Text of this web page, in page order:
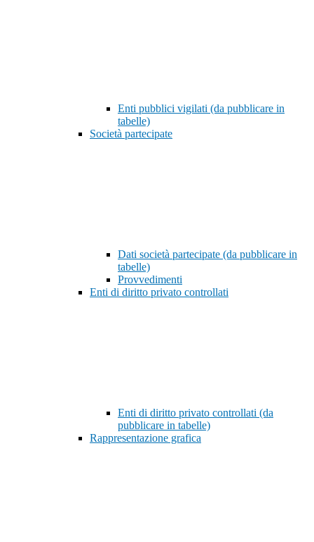
Enti pubblici vigilati (da pubblicare in
tabelle)
Società partecipate
Dati società partecipate (da pubblicare in
tabelle)
Provvedimenti
Enti di diritto privato controllati
Enti di diritto privato controllati (da
pubblicare in tabelle)
Rappresentazione grafica